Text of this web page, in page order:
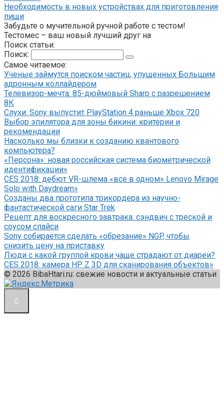
Необходимость в новых устройствах для приготовления
пищи
Забудьте о мучительной ручной работе с тестом!
Тестомес – ваш новый лучший друг на
Поиск статьи:
Поиск:
Самое читаемое:
Ученые займутся поиском частиц, упущенных Большим
адронным коллайдером
Телевизор-мечта: 85-дюймовый Sharp с разрешением
8К
Слухи: Sony выпустит PlayStation 4 раньше Xbox 720
Выбор эпилятора для зоны бикини: критерии и
рекомендации
Насколько мы близки к созданию квантового
компьютера?
«Персона»: новая российская система биометрической
идентификации»
CES 2018: дебют VR-шлема «всё в одном» Lenovo Mirage
Solo with Daydream»
Созданы два прототипа трикордера из научно-
фантастической саги Star Trek
Рецепт для воскресного завтрака: сэндвич с треской и
соусом спайси
Sony собирается сделать «обрезание» NGP, чтобы
снизить цену на приставку
Люди с какой группой крови чаще страдают от диареи?
CES 2018: камера HP Z 3D для сканирования объектов»
© 2026 BibaHtari.ru: свежие новости и актуальные статьи